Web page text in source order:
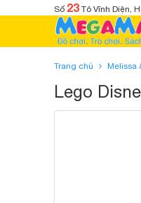
Số 23 Tô Vĩnh Diện,
Trang chủ Melissa
Lego